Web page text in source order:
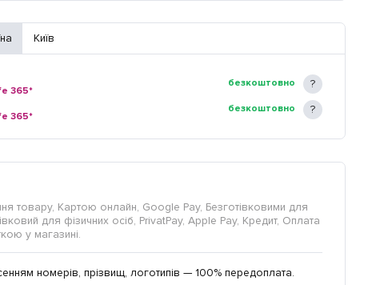
Київ
365*
безкоштовно
365*
безкоштовно
товару, Картою онлайн, Google Pay, Безготівковими для
для фізичних осіб, PrivatPay, Apple Pay, Кредит, Оплата
у магазині.
номерів, прізвищ, логотипів — 100% передоплата.